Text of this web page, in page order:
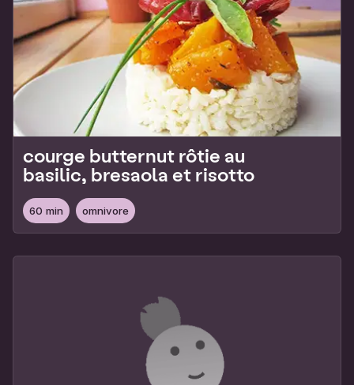
courge butternut rôtie au
basilic, bresaola et risotto
60 min omnivore